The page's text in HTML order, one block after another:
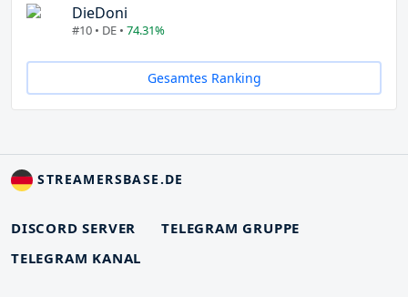
DieDoni
#10 • DE • 74.31%
Gesamtes Ranking
STREAMERSBASE.DE
DISCORD SERVER
TELEGRAM GRUPPE
TELEGRAM KANAL